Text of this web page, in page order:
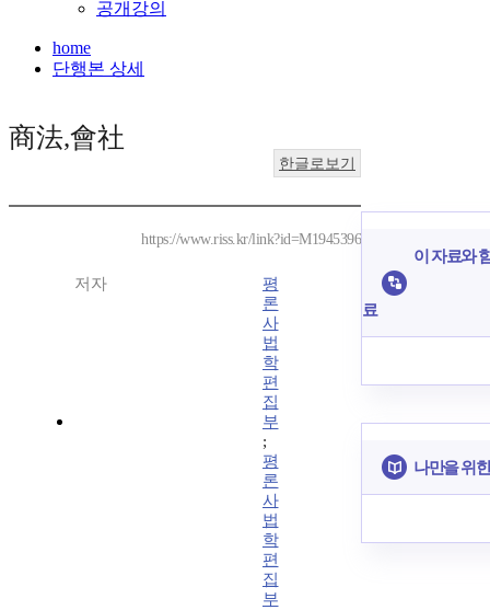
공개강의
home
단행본 상세
商法,會社
한글로보기
https://www.riss.kr/link?id=M1945396
저자
평
론
사
법
학
편
집
부
;
평
론
사
법
학
편
집
부
이 자료와
료
나만을 위